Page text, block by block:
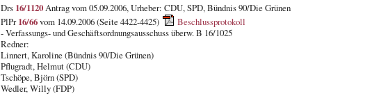
Drs 16/1120Antrag vom 05.09.2006, Urheber: CDU, SPD, Bündnis 90/Die Grünen
PlPr16/66vom 14.09.2006 (Seite 4422-4425)
Beschlussprotokoll
- Verfassungs- und Geschäftsordnungsausschuss überw. B 16/1025
Redner:
Linnert, Karoline (Bündnis 90/Die Grünen)
Pflugradt, Helmut (CDU)
Tschöpe, Björn (SPD)
Wedler, Willy (FDP)